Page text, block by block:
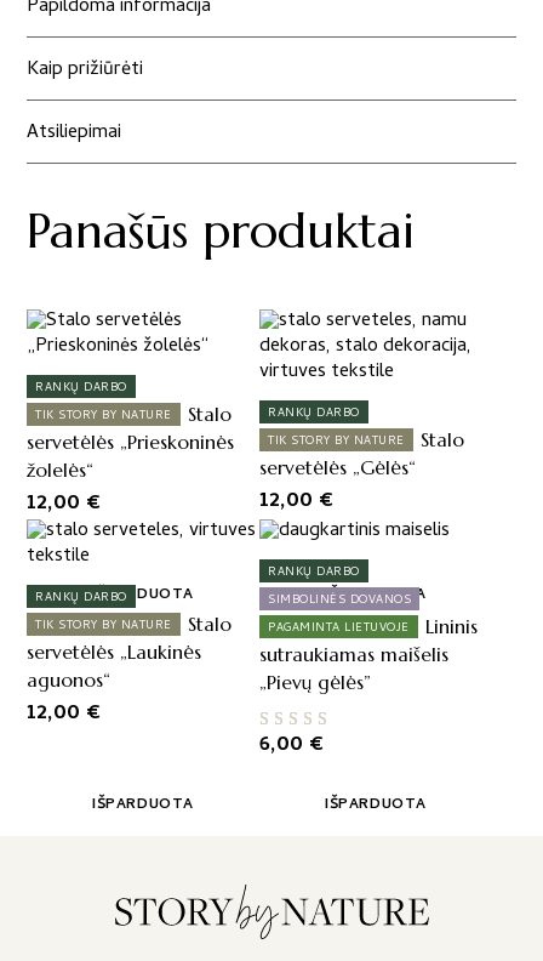
Papildoma informacija
Kaip prižiūrėti
Atsiliepimai
Panašūs produktai
RANKŲ DARBO
TIK STORY BY NATURE
Stalo
servetėlės „Prieskoninės
žolelės“
12,00 €
IŠPARDUOTA
RANKŲ DARBO
TIK STORY BY NATURE
Stalo
servetėlės „Gėlės“
12,00 €
IŠPARDUOTA
RANKŲ DARBO
TIK STORY BY NATURE
Stalo
servetėlės „Laukinės
aguonos“
12,00 €
IŠPARDUOTA
RANKŲ DARBO
SIMBOLINĖS DOVANOS
PAGAMINTA LIETUVOJE
Lininis
sutraukiamas maišelis
„Pievų gėlės”
Įvertinimas:
6,00 €
IŠPARDUOTA